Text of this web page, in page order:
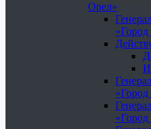
Орел»